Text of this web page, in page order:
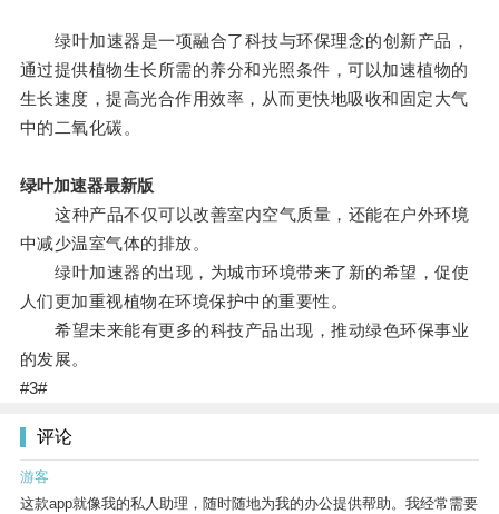
绿叶加速器是一项融合了科技与环保理念的创新产品，
通过提供植物生长所需的养分和光照条件，可以加速植物的
生长速度，提高光合作用效率，从而更快地吸收和固定大气
中的二氧化碳。
绿叶加速器最新版
这种产品不仅可以改善室内空气质量，还能在户外环境
中减少温室气体的排放。
绿叶加速器的出现，为城市环境带来了新的希望，促使
人们更加重视植物在环境保护中的重要性。
希望未来能有更多的科技产品出现，推动绿色环保事业
的发展。
#3#
评论
游客
这款app就像我的私人助理，随时随地为我的办公提供帮助。我经常需要